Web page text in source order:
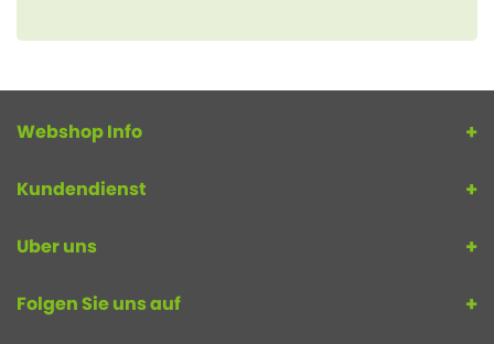
Webshop Info
Kundendienst
Uber uns
Folgen Sie uns auf